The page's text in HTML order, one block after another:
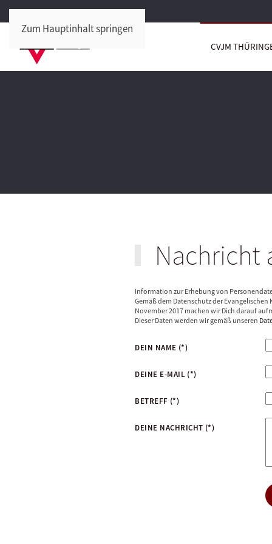
Zum Hauptinhalt springen
CVJM
Nachricht
Information zur Erhebung von
Gemäß dem Datenschutz der Evangelischen
November 2017 machen wir Dich darauf
Dieser Daten werden wir gemäß unseren
DEIN NAME (*)
DEINE E-MAIL (*)
BETREFF (*)
DEINE NACHRICHT (*)